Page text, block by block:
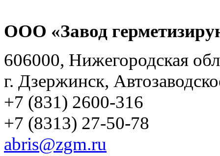
ООО «Завод
606000, Нижегородская
г. Дзержинск,
+7 (831) 2600-316
+7 (8313) 27-50-78
abris@zgm.ru